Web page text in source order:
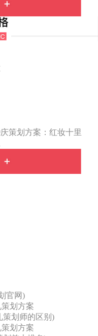
官网)
划方案
策划师的区别)
划方案